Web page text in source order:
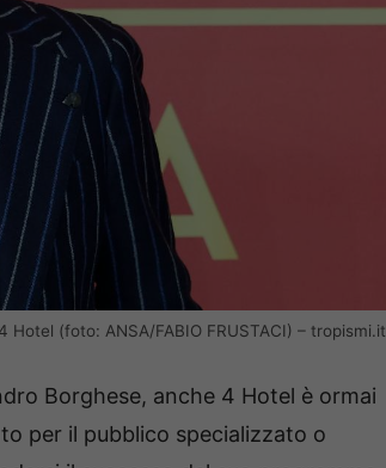
(foto: ANSA/FABIO FRUSTACI) – tropismi.it
Borghese, anche 4 Hotel è ormai
per il pubblico specializzato o